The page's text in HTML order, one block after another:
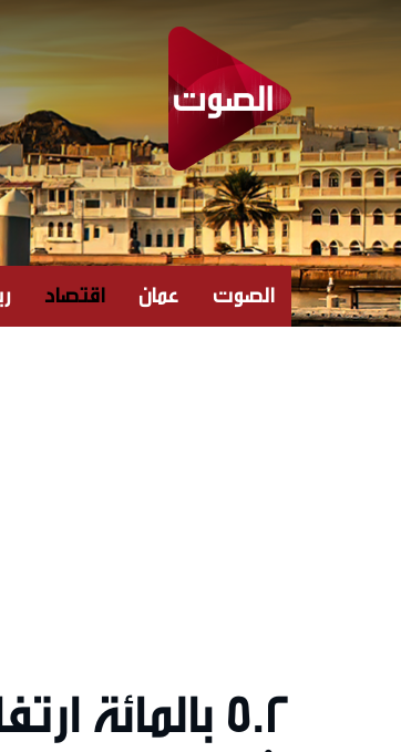
الصوت عمان اقتصاد
5.2